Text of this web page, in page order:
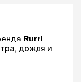
Rurri
дождя и